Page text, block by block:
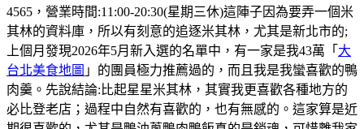
4565，營業時間:11:00-20:30(星期三休)這陣子因為要弄一個米
其林的資料庫，所以有刻意的追逐米其林，尤其是新北市的;
上個月發現2026年5月新入選的名單中，有一家是我43萬「 大
台北美食地圖 」的團員極力推薦過的，而且我是我蠻喜歡的鴨
肉羹。先說結論:比起星星米其林，其實我更喜歡各種地方的
必比登老店；過程中自然有喜歡的，也有無感的。這家算是近